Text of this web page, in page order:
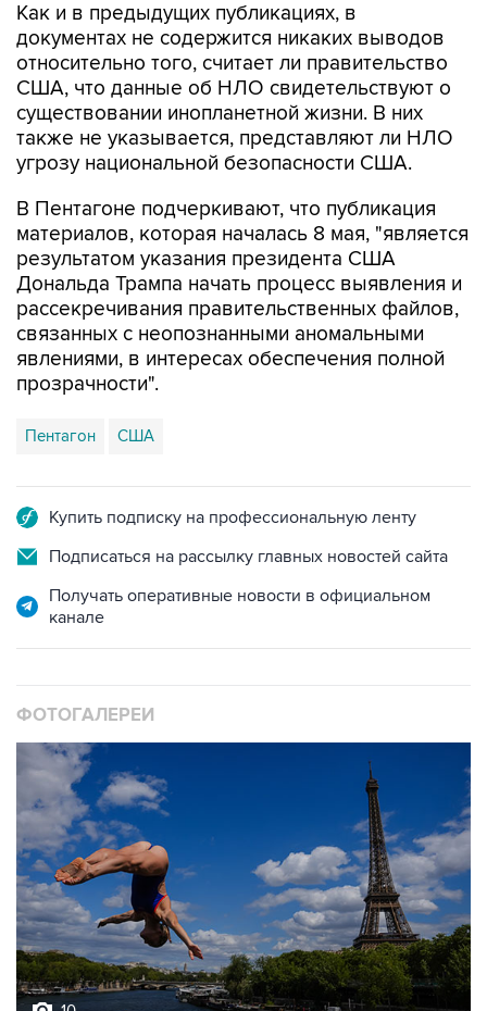
Как и в предыдущих публикациях, в
документах не содержится никаких выводов
относительно того, считает ли правительство
США, что данные об НЛО свидетельствуют о
существовании инопланетной жизни. В них
также не указывается, представляют ли НЛО
угрозу национальной безопасности США.
В Пентагоне подчеркивают, что публикация
материалов, которая началась 8 мая, "является
результатом указания президента США
Дональда Трампа начать процесс выявления и
рассекречивания правительственных файлов,
связанных с неопознанными аномальными
явлениями, в интересах обеспечения полной
прозрачности".
Пентагон США
Купить подписку на профессиональную ленту
Подписаться на рассылку главных новостей сайта
Получать оперативные новости в официальном
канале
ФОТОГАЛЕРЕИ